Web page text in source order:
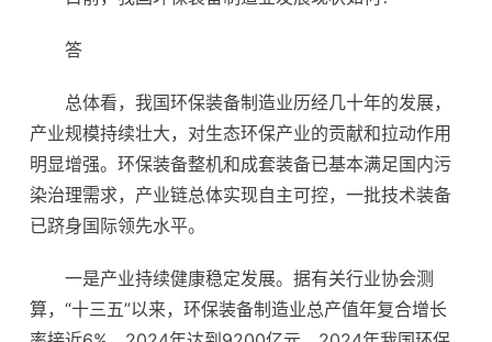
答
总体看，我国环保装备制造业历经几十年的发展，
产业规模持续壮大，对生态环保产业的贡献和拉动作用
明显增强。环保装备整机和成套装备已基本满足国内污
染治理需求，产业链总体实现自主可控，一批技术装备
已跻身国际领先水平。
一是产业持续健康稳定发展。据有关行业协会测
算，“十三五”以来，环保装备制造业总产值年复合增长